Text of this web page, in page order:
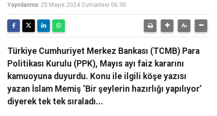
Yayınlanma: 25 Mayıs 2024 Cumartesi 06:30
Türkiye Cumhuriyet Merkez Bankası (TCMB) Para
Politikası Kurulu (PPK), Mayıs ayı faiz kararını
kamuoyuna duyurdu. Konu ile ilgili köşe yazısı
yazan İslam Memiş ‘Bir şeylerin hazırlığı yapılıyor’
diyerek tek tek sıraladı...